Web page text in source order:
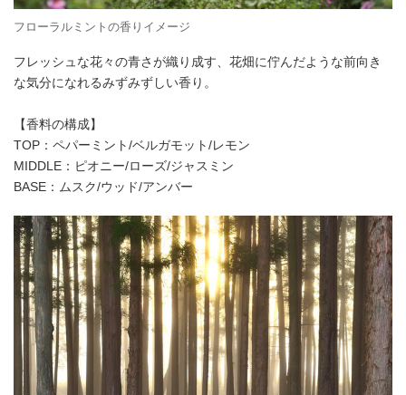
フローラルミントの香りイメージ
フレッシュな花々の青さが織り成す、花畑に佇んだような前向き
な気分になれるみずみずしい香り。
【香料の構成】
TOP：ペパーミント/ベルガモット/レモン
MIDDLE：ピオニー/ローズ/ジャスミン
BASE：ムスク/ウッド/アンバー